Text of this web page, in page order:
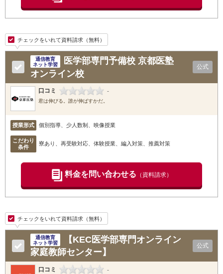
チェックをいれて資料請求（無料）
通信教育
ネット学習
医学部専門予備校 京都医塾
オンライン校
公式
口コミ -
君は伸びる。誰が伸ばすかだ。
授業形式 個別指導、少人数制、映像授業
こだわり
条件
寮あり、再受験対応、体験授業、編入対策、推薦対策
料金を問い合わせる （資料請求）
チェックをいれて資料請求（無料）
通信教育
ネット学習
【KEC医学部専門オンライン
家庭教師センター】
公式
口コミ -